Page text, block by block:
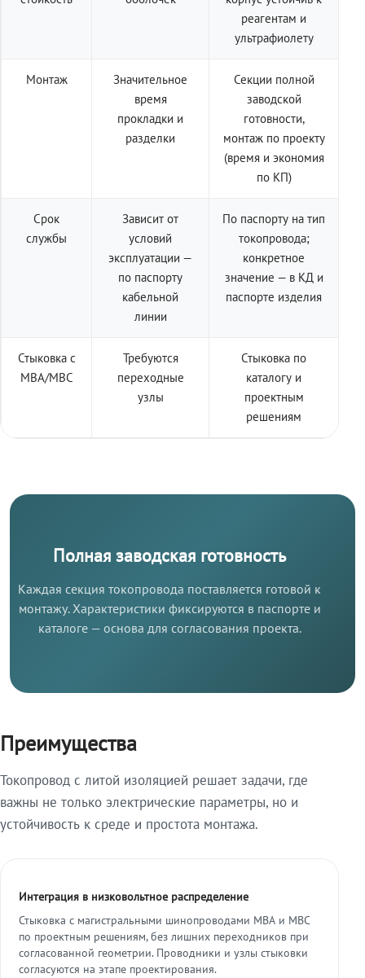
реагентам и
ультрафиолету
Монтаж
Значительное
время
прокладки и
разделки
Секции полной
заводской
готовности,
монтаж по проекту
(время и экономия
по КП)
Срок
службы
Зависит от
условий
эксплуатации —
по паспорту
кабельной
линии
По паспорту на тип
токопровода;
конкретное
значение — в КД и
паспорте изделия
Стыковка с
МВА/МВС
Требуются
переходные
узлы
Стыковка по
каталогу и
проектным
решениям
Полная заводская готовность
Каждая секция токопровода поставляется готовой к
монтажу. Характеристики фиксируются в паспорте и
каталоге — основа для согласования проекта.
Преимущества
Токопровод с литой изоляцией решает задачи, где
важны не только электрические параметры, но и
устойчивость к среде и простота монтажа.
Интеграция в низковольтное распределение
Стыковка с магистральными шинопроводами МВА и МВС
по проектным решениям, без лишних переходников при
согласованной геометрии. Проводники и узлы стыковки
согласуются на этапе проектирования.